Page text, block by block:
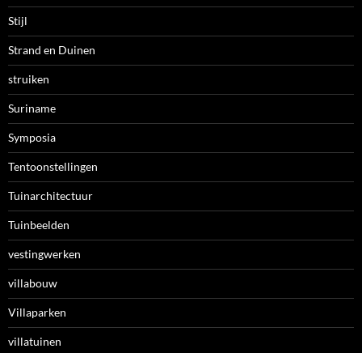
Stijl
Strand en Duinen
struiken
Suriname
Symposia
Tentoonstellingen
Tuinarchitectuur
Tuinbeelden
vestingwerken
villabouw
Villaparken
villatuinen